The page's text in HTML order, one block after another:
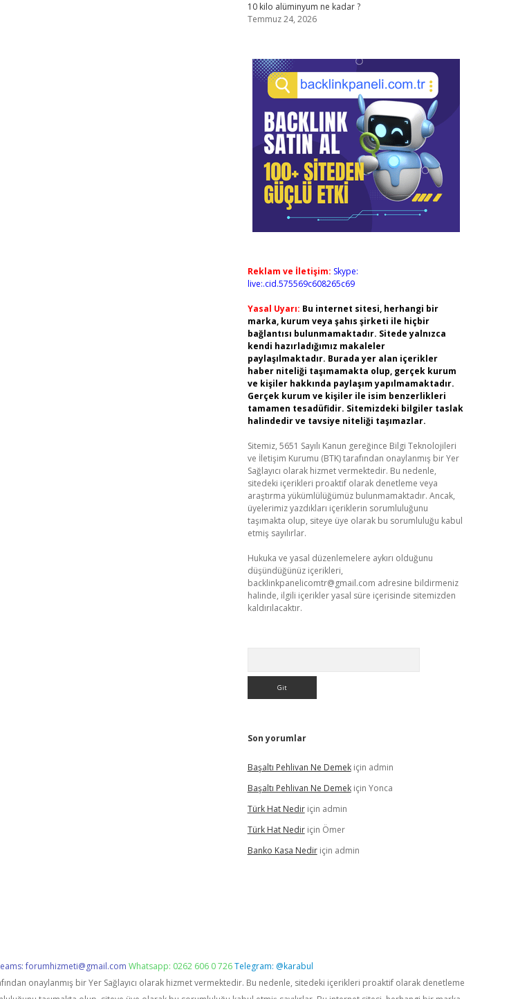
10 kilo alüminyum ne kadar ?
Temmuz 24, 2026
Reklam ve İletişim: Skype:
live:.cid.575569c608265c69
Yasal Uyarı: Bu internet sitesi, herhangi bir
marka, kurum veya şahıs şirketi ile hiçbir
bağlantısı bulunmamaktadır. Sitede yalnızca
kendi hazırladığımız makaleler
paylaşılmaktadır. Burada yer alan içerikler
haber niteliği taşımamakta olup, gerçek kurum
ve kişiler hakkında paylaşım yapılmamaktadır.
Gerçek kurum ve kişiler ile isim benzerlikleri
tamamen tesadüfidir. Sitemizdeki bilgiler taslak
halindedir ve tavsiye niteliği taşımazlar.
Sitemiz, 5651 Sayılı Kanun gereğince Bilgi Teknolojileri
ve İletişim Kurumu (BTK) tarafından onaylanmış bir Yer
Sağlayıcı olarak hizmet vermektedir. Bu nedenle,
sitedeki içerikleri proaktif olarak denetleme veya
araştırma yükümlülüğümüz bulunmamaktadır. Ancak,
üyelerimiz yazdıkları içeriklerin sorumluluğunu
taşımakta olup, siteye üye olarak bu sorumluluğu kabul
etmiş sayılırlar.
Hukuka ve yasal düzenlemelere aykırı olduğunu
düşündüğünüz içerikleri,
backlinkpanelicomtr@gmail.com adresine bildirmeniz
halinde, ilgili içerikler yasal süre içerisinde sitemizden
kaldırılacaktır.
Son yorumlar
Başaltı Pehlivan Ne Demekiçin admin
Başaltı Pehlivan Ne Demekiçin Yonca
Türk Hat Nediriçin admin
Türk Hat Nediriçin Ömer
Banko Kasa Nediriçin admin
forumhizmeti@gmail.com Whatsapp: 0262 606 0 726Telegram: @karabul
onaylanmış bir Yer Sağlayıcı olarak hizmet vermektedir. Bu nedenle, sitedeki içerikleri proaktif olarak denetleme